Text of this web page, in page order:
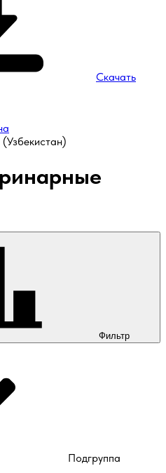
Скачать
Фильтр
Подгруппа